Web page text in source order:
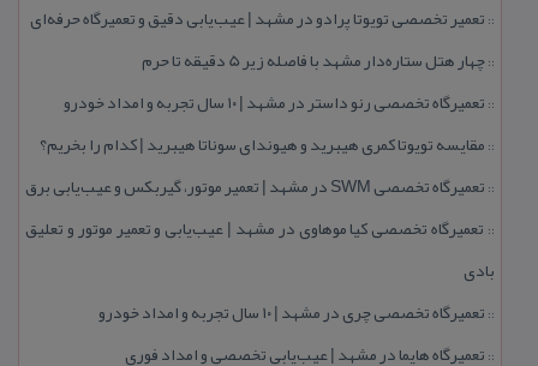
:: تعمیر تخصصی تویوتا پرادو در مشهد | عیب‌یابی دقیق و تعمیرگاه حرفه‌ای
::چهار هتل‌ ستاره‌دار مشهد با فاصله زیر 5 دقیقه تا حرم
:: تعمیرگاه تخصصی رنو داستر در مشهد | ۱۰ سال تجربه و امداد خودرو
:: مقایسه تویوتا كمری هیبرید و هیوندای سوناتا هیبرید | كدام را بخریم؟
:: تعمیرگاه تخصصی SWM در مشهد | تعمیر موتور، گیربكس و عیب‌یابی برق
:: تعمیرگاه تخصصی كیا موهاوی در مشهد | عیب‌یابی و تعمیر موتور و تعلیق
بادی
:: تعمیرگاه تخصصی چری در مشهد | ۱۰ سال تجربه و امداد خودرو
:: تعمیرگاه هایما در مشهد | عیب‌یابی تخصصی و امداد فوری